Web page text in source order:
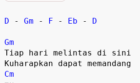
D - Gm - F - Eb - D
Gm
Tiap hari melintas di sini
Cm